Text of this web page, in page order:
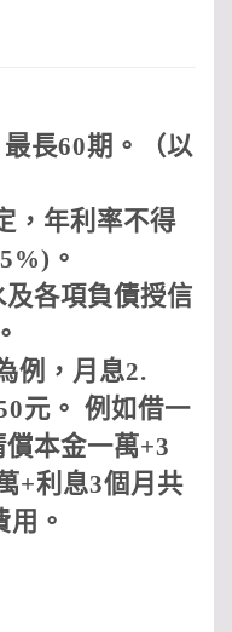
長60期。（以
，年利率不得
。
及各項負債授信
例，月息2.
元。 例如借一
本金一萬+3
+利息3個月共
用 。